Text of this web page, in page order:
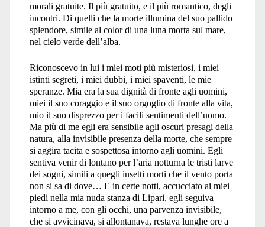
morali gratuite. Il più gratuito, e il più romantico, degli
incontri. Di quelli che la morte illumina del suo pallido
splendore, simile al color di una luna morta sul mare,
nel cielo verde dell’alba.
Riconoscevo in lui i miei moti più misteriosi, i miei
istinti segreti, i miei dubbi, i miei spaventi, le mie
speranze. Mia era la sua dignità di fronte agli uomini,
miei il suo coraggio e il suo orgoglio di fronte alla vita,
mio il suo disprezzo per i facili sentimenti dell’uomo.
Ma più di me egli era sensibile agli oscuri presagi della
natura, alla invisibile presenza della morte, che sempre
si aggira tacita e sospettosa intorno agli uomini. Egli
sentiva venir di lontano per l’aria notturna le tristi larve
dei sogni, simili a quegli insetti morti che il vento porta
non si sa di dove… E in certe notti, accucciato ai miei
piedi nella mia nuda stanza di Lipari, egli seguiva
intorno a me, con gli occhi, una parvenza invisibile,
che si avvicinava, si allontanava, restava lunghe ore a